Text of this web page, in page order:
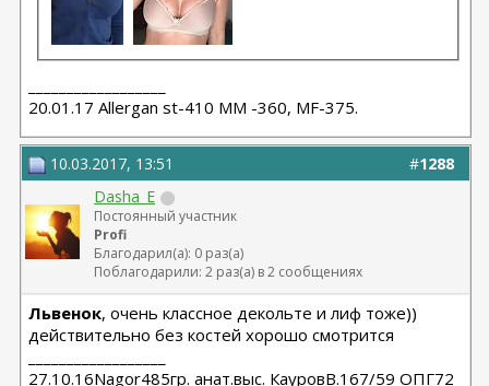
20.01.17 Allergan st-410 MM -360, MF-375.
#1288
10.03.2017, 13:51
Dasha_E
Постоянный участник
Profi
Благодарил(а): 0 раз(а)
Поблагодарили: 2 раз(а) в 2 сообщениях
Львенок, очень классное декольте и лиф тоже))
действительно без костей хорошо смотрится
27.10.16Nagor485гр. анат.выс. КауровВ.167/59 ОПГ72